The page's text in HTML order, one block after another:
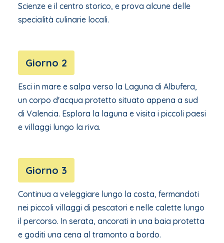
Scienze e il centro storico, e prova alcune delle
specialità culinarie locali.
Giorno 2
Esci in mare e salpa verso la Laguna di Albufera,
un corpo d'acqua protetto situato appena a sud
di Valencia. Esplora la laguna e visita i piccoli paesi
e villaggi lungo la riva.
Giorno 3
Continua a veleggiare lungo la costa, fermandoti
nei piccoli villaggi di pescatori e nelle calette lungo
il percorso. In serata, ancorati in una baia protetta
e goditi una cena al tramonto a bordo.